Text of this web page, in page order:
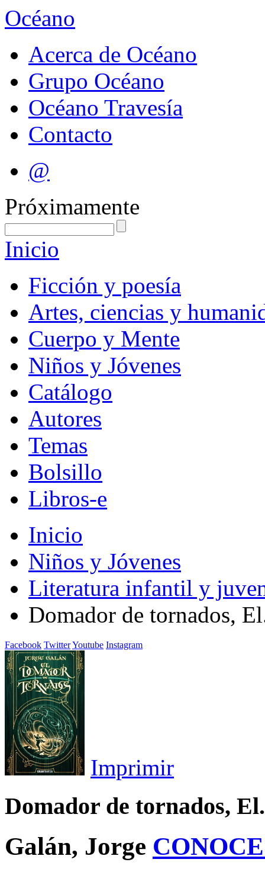
Océano
Acerca de Océano
Grupo Océano
Océano Travesía
Contacto
@
Próximamente
Inicio
Ficción y poesía
Artes, ciencias y
Cuerpo y Mente
Niños y Jóvenes
Catálogo
Autores
Temas
Bolsillo
Libros-e
Inicio
Niños y Jóvenes
Literatura infantil y
Domador de tornados,
Facebook TwitterYoutube Instagram
Imprimir
Domador de tornados,
Galán, Jorge